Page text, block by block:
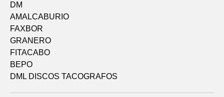
DM
AMALCABURIO
FAXBOR
GRANERO
FITACABO
BEPO
DML DISCOS TACOGRAFOS